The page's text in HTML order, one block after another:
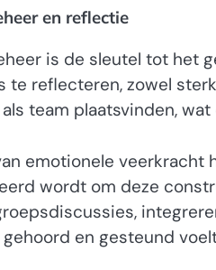
en reflectie
is de sleutel tot het
te reflecteren, zowel
team plaatsvinden,
emotionele
wordt om deze
en gesteund